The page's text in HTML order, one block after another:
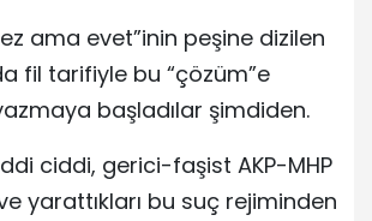
ama evet”inin peşine dizilen
fil tarifiyle bu “çözüm”e
başladılar şimdiden.
ciddi, gerici-faşist AKP-MHP
yarattıkları bu suç rejiminden